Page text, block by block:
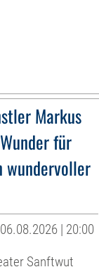
Markus
für
wundervoller
| 20:00
Sanftwut